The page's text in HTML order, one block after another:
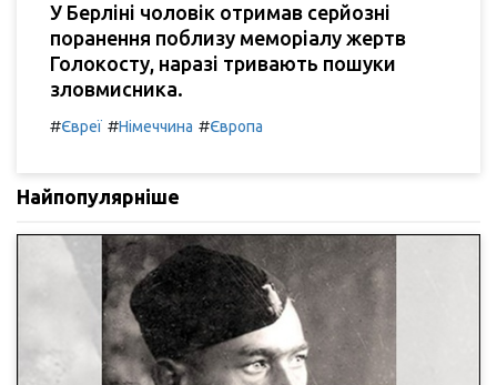
У Берліні чоловік отримав серйозні
поранення поблизу меморіалу жертв
Голокосту, наразі тривають пошуки
зловмисника.
#Євреї #Німеччина #Європа
Найпопулярніше